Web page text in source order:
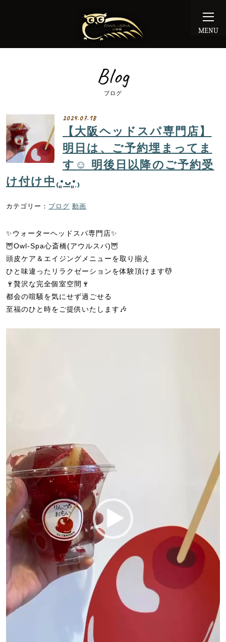
MENU
Blog
ブログ
2024.07.18
【大阪ヘッドスパ専門店】
明日は、ご予約埋まってま
す☺️ 明後日以降のご予約受
け付け中₍•͈ᴗ•͈₎
ブログ 動画
✨ウォーターヘッドスパ専門店✨
🦉Owl-Spa心斎橋(アウルスパ)🦉
頭皮ケア＆エイジングメニューを取り揃え
ひと味違ったリラクゼーションを体験頂けます💆
🍷贅沢な完全個室空間🍷
都会の喧騒を気にせず過ごせる
至福のひと時をご提供いたします🎶